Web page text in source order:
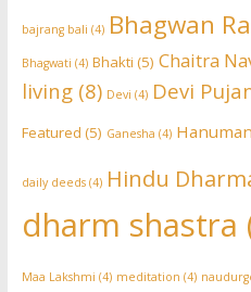
bajrang bali (4) Bhagwan
Bhagwati (4) Bhakti (5) Chaitra
living(8) Devi (4) Devi
Featured (5) Ganesha (4)
daily deeds(4) Hindu
dharm shastra
Maa Lakshmi (4) meditation (4)